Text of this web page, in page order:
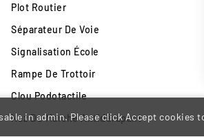
Plot Routier
Séparateur De Voie
Signalisation École
Rampe De Trottoir
Clou Podotactile
Nez De Marche Antidérapant
in admin. Please click Accept cookies